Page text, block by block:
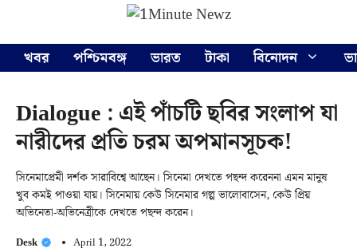
content
খবর
পশ্চিমবঙ্গ ভারত টাকা বিনোদন
Dialogue : এই পাঁচটি ছবির সংলাপ যা
নারীদের প্রতি চরম অপমানসূচক!
সিনেমাপ্রেমী দর্শক সারাবিশ্বে আছেন। সিনেমা দেখতে পছন্দ করেননা এমন মানুষ
খুব কমই পাওয়া যায়। সিনেমায় কেউ সিনেমার গল্প ভালোবাসেন, কেউ প্রিয়
অভিনেতা-অভিনেত্রীকে দেখতে পছন্দ করেন।
Desk April 1, 2022